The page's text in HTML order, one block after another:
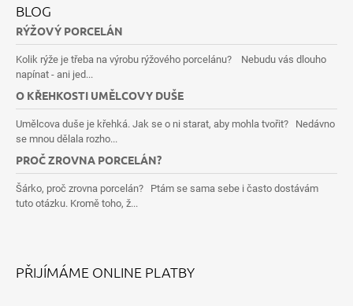
BLOG
RÝŽOVÝ PORCELÁN
Kolik rýže je třeba na výrobu rýžového porcelánu? Nebudu vás dlouho
napínat - ani jed...
O KŘEHKOSTI UMĚLCOVY DUŠE
Umělcova duše je křehká. Jak se o ni starat, aby mohla tvořit? Nedávno
se mnou dělala rozho...
PROČ ZROVNA PORCELÁN?
Šárko, proč zrovna porcelán? Ptám se sama sebe i často dostávám
tuto otázku. Kromě toho, ž...
PŘIJÍMÁME ONLINE PLATBY